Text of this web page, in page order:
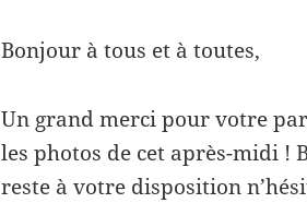
Bonjour à tous et à toutes,
Un grand merci pour votre
les photos de cet après-midi !
reste à votre disposition